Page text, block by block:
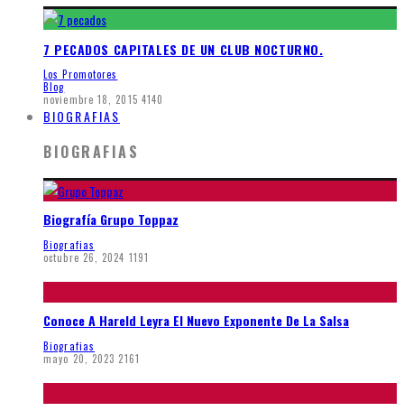
7 PECADOS CAPITALES DE UN CLUB NOCTURNO.
Los Promotores
Blog
noviembre 18, 2015 4140
BIOGRAFIAS
BIOGRAFIAS
Biografía Grupo Toppaz
Biografias
octubre 26, 2024 1191
Conoce A Hareld Leyra El Nuevo Exponente De La Salsa
Biografias
mayo 20, 2023 2161